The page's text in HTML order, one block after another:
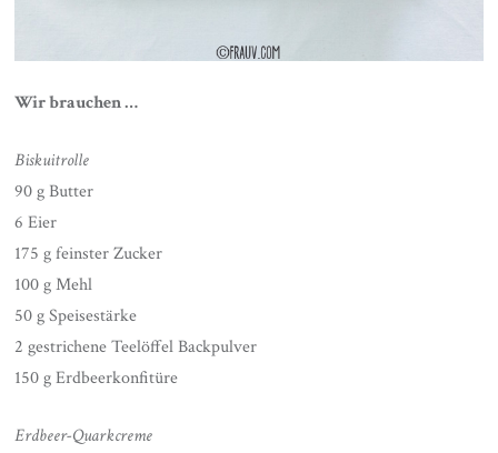
Wir brauchen …
Biskuitrolle
90 g Butter
6 Eier
175 g feinster Zucker
100 g Mehl
50 g Speisestärke
2 gestrichene Teelöffel Backpulver
150 g Erdbeerkonfitüre
Erdbeer-Quarkcreme